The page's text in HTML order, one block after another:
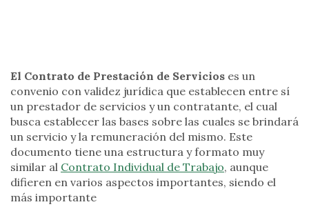
El Contrato de Prestación de Servicios es un
convenio con validez jurídica que establecen entre sí
un prestador de servicios y un contratante, el cual
busca establecer las bases sobre las cuales se brindará
un servicio y la remuneración del mismo. Este
documento tiene una estructura y formato muy
similar al Contrato Individual de Trabajo, aunque
difieren en varios aspectos importantes, siendo el
más importante